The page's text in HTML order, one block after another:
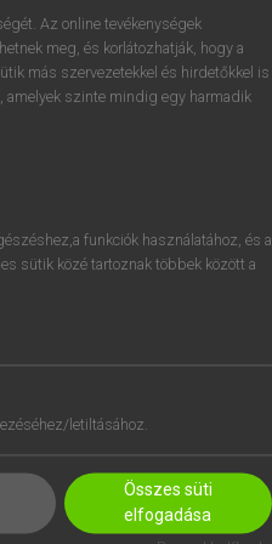
elindításához
ésbelépek.
Az online tevékenységek
meg, és korlátozhatják, hogy a
más szervezetekkel és hirdetőkkel is
amelyek szinte mindig egy harmadik
funkciók használatához, és a
sütik közé tartoznak többek között a
letiltásához.
Összes süti
elfogadása